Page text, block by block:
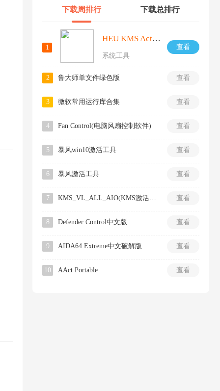
下载周排行 下载总排行
1 查看
HEU KMS Activator激活工具
系统工具
2 查看
鲁大师单文件绿色版
3 查看
微软常用运行库合集
4 查看
Fan Control(电脑风扇控制软件)
5 查看
暴风win10激活工具
6 查看
暴风激活工具
7 查看
KMS_VL_ALL_AIO(KMS激活工具)
8 查看
Defender Control中文版
9 查看
AIDA64 Extreme中文破解版
10 查看
AAct Portable